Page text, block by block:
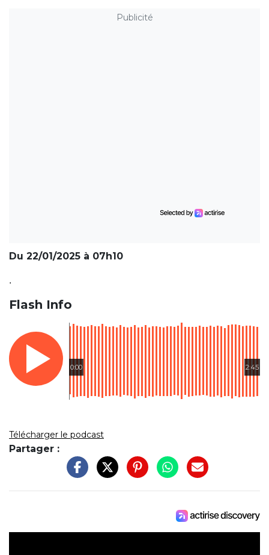
Publicité
Du 22/01/2025 à 07h10
.
Flash Info
0:00 2:45
Télécharger le podcast
Partager :